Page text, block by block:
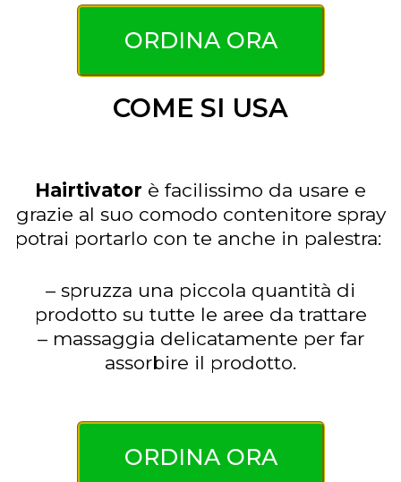
ORDINA ORA
COME SI USA
Hairtivator è facilissimo da usare e
grazie al suo comodo contenitore spray
potrai portarlo con te anche in palestra:
– spruzza una piccola quantità di
prodotto su tutte le aree da trattare
– massaggia delicatamente per far
assorbire il prodotto.
ORDINA ORA